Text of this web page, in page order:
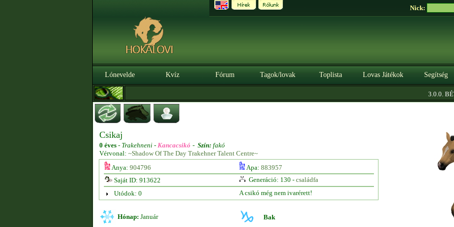
Nick:
Lónevelde Kvíz Fórum Tagok/lovak Toplista Lovas Játékok Segítség
3.0.0.
Csikaj
0 éves - Trakehneni - Kancacsikó - Szín: fakó
Vérvonal: ~Shadow Of The Day Trakehner Talent Centre~
Anya: 904796 Apa: 883957
Saját ID: 913622
Generáció: 130 - családfa
Utódok: 0
A csikó még nem ivarérett!
Hónap: Január Bak